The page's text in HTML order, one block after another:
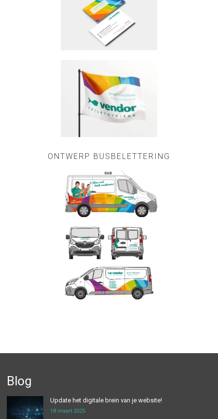
ONTWERP BUSBELETTERING
Blog
Update het digitale brein van je website!
18 maart 2025